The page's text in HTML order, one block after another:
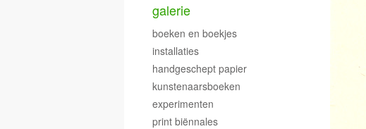
galerie
boeken en boekjes
installaties
handgeschept papier
kunstenaarsboeken
experimenten
print biënnales